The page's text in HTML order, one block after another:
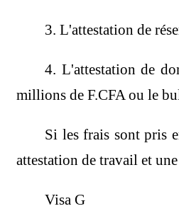
3. L'attestation de
4. L'attestation de
millions de F.CFA ou le
Si les frais sont pris
attestation de travail et
Visa G